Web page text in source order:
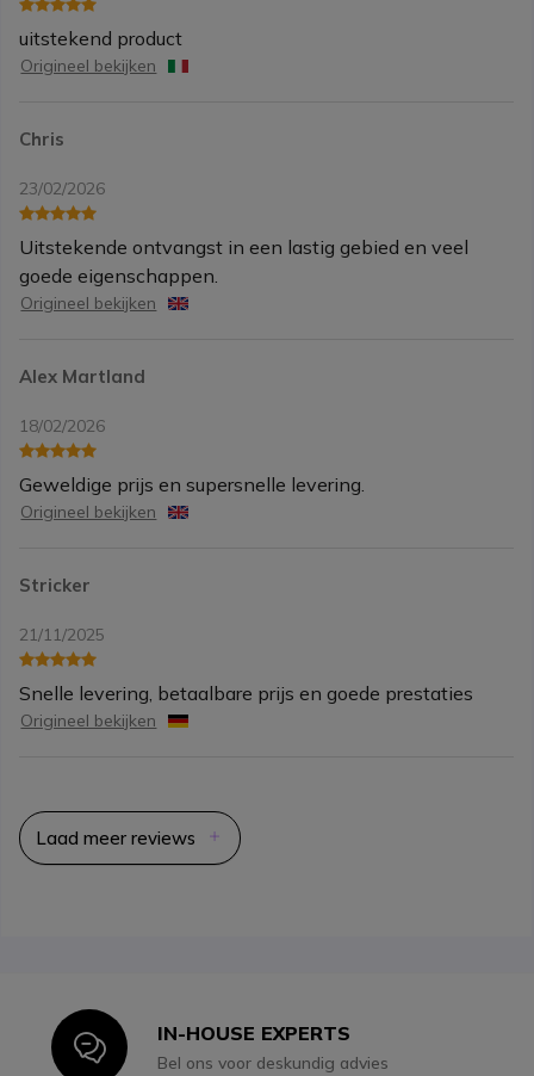
uitstekend product
Origineel bekijken
Chris
23/02/2026
Uitstekende ontvangst in een lastig gebied en veel
goede eigenschappen.
Origineel bekijken
Alex Martland
18/02/2026
Geweldige prijs en supersnelle levering.
Origineel bekijken
Stricker
21/11/2025
Snelle levering, betaalbare prijs en goede prestaties
Origineel bekijken
Laad meer reviews
IconIN-HOUSE EXPERTS
Bel ons voor deskundig advies